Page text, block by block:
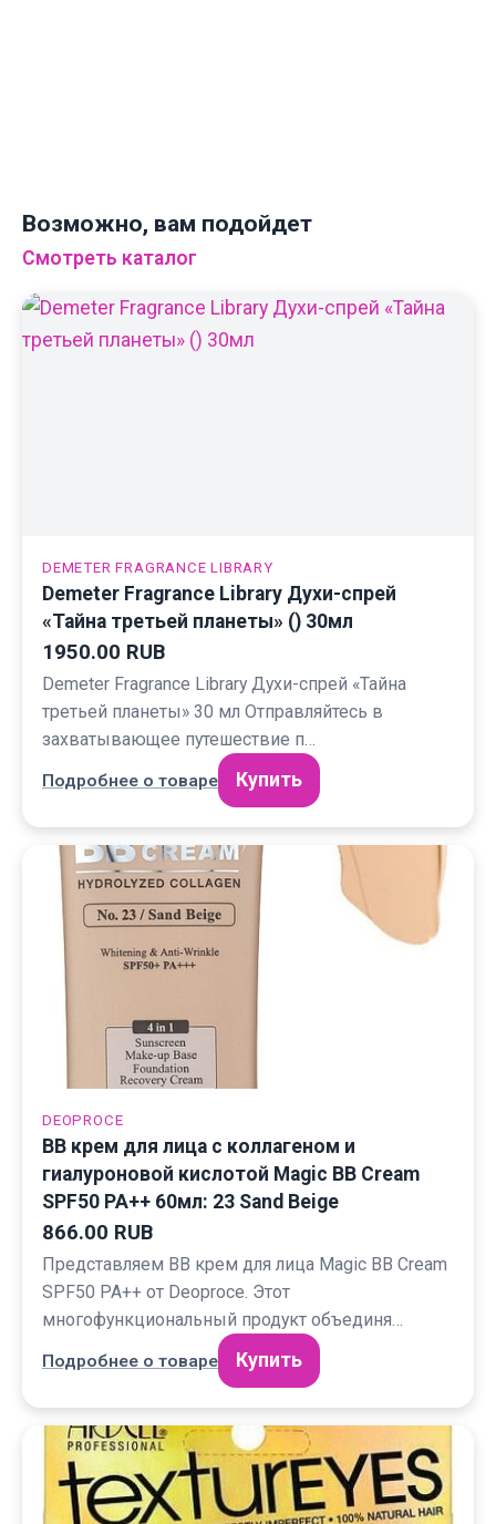
Возможно, вам подойдет
Смотреть каталог
DEMETER FRAGRANCE LIBRARY
Demeter Fragrance Library Духи-спрей
«Тайна третьей планеты» () 30мл
1950.00 RUB
Demeter Fragrance Library Духи-спрей «Тайна
третьей планеты» 30 мл Отправляйтесь в
захватывающее путешествие п…
Подробнее о товаре Купить
DEOPROCE
BB крем для лица с коллагеном и
гиалуроновой кислотой Magic BB Cream
SPF50 PA++ 60мл: 23 Sand Beige
866.00 RUB
Представляем BB крем для лица Magic BB Cream
SPF50 PA++ от Deoproce. Этот
многофункциональный продукт объединя…
Подробнее о товаре Купить